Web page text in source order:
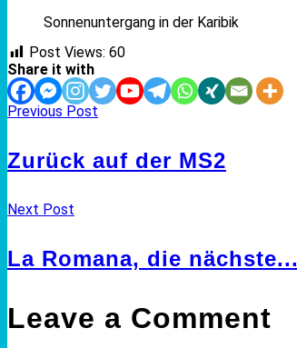
Sonnenuntergang in der Karibik
Post Views: 60
Share it with
Previous Post
Zurück auf der MS2
Next Post
La Romana, die nächste...
Leave a Comment